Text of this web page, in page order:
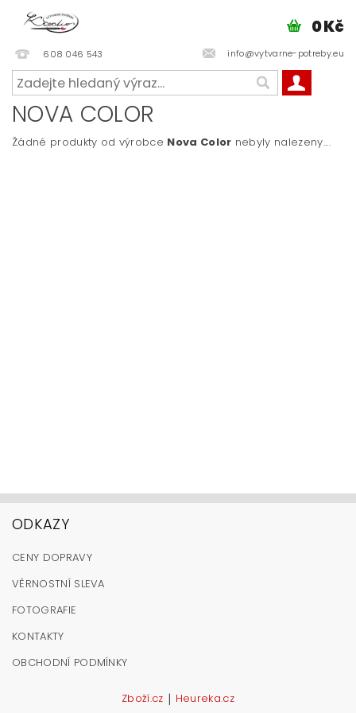
608 046 543 info@vytvarne-potreby.eu
0 Kč
NOVA COLOR
Žádné produkty od výrobce Nova Color nebyly nalezeny....
ODKAZY
CENY DOPRAVY
VĚRNOSTNÍ SLEVA
FOTOGRAFIE
KONTAKTY
OBCHODNÍ PODMÍNKY
Zboží.cz | Heureka.cz